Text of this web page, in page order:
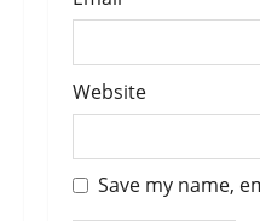
Website
Save my name,